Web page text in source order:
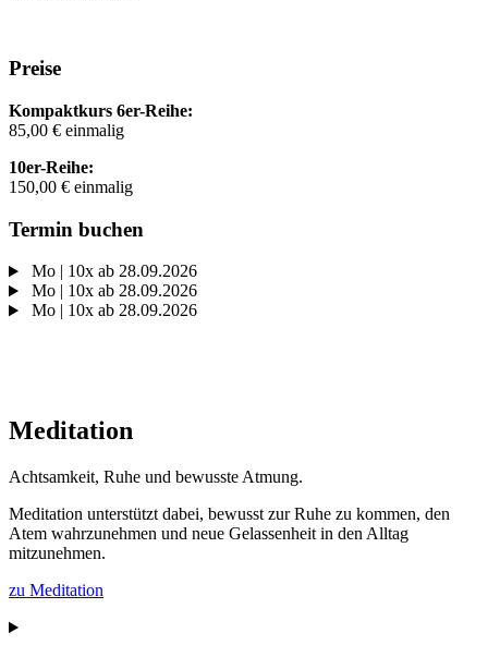
Preise
Kompaktkurs 6er-Reihe:
85,00 € einmalig
10er-Reihe:
150,00 € einmalig
Termin buchen
Mo | 10x ab 28.09.2026
Mo | 10x ab 28.09.2026
Mo | 10x ab 28.09.2026
Meditation
Achtsamkeit, Ruhe und bewusste Atmung.
Meditation unterstützt dabei, bewusst zur Ruhe zu kommen, den
Atem wahrzunehmen und neue Gelassenheit in den Alltag
mitzunehmen.
zu Meditation